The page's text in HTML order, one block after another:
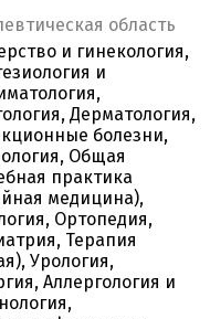
область
и гинекология,
и
Дерматология,
болезни,
Общая
практика
медицина),
Ортопедия,
Терапия
Урология,
Аллергология и